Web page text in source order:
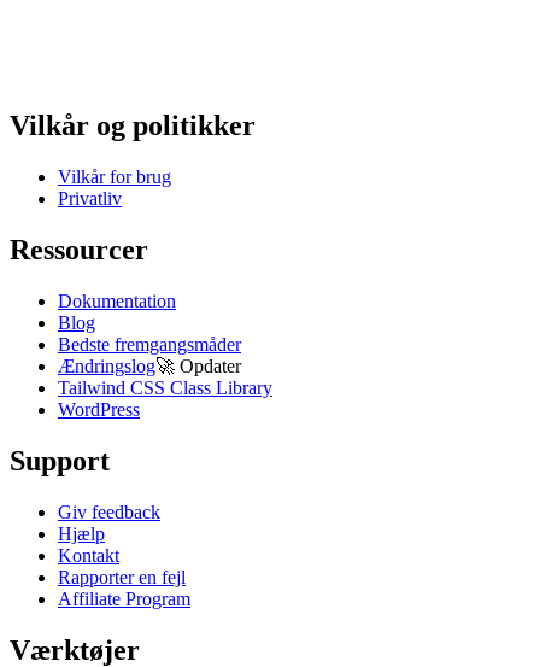
Vilkår og politikker
Vilkår for brug
Privatliv
Ressourcer
Dokumentation
Blog
Bedste fremgangsmåder
Ændringslog🚀 Opdater
Tailwind CSS Class Library
WordPress
Support
Giv feedback
Hjælp
Kontakt
Rapporter en fejl
Affiliate Program
Værktøjer